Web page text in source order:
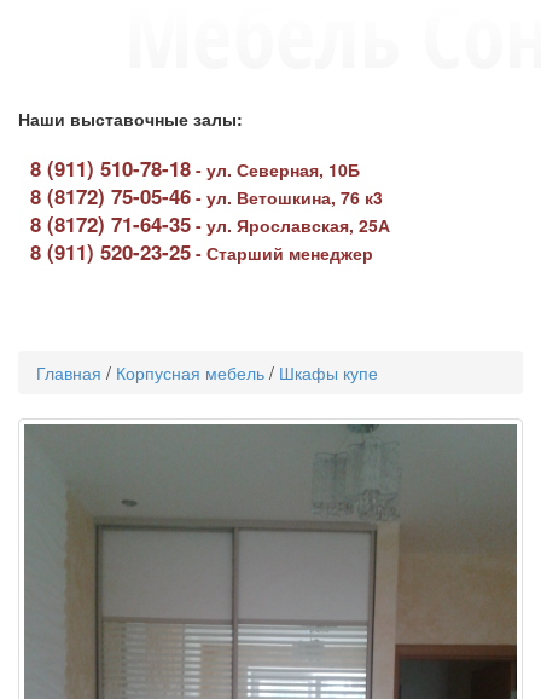
Наши выставочные залы:
8 (911) 510-78-18 - ул. Северная, 10Б
8 (8172) 75-05-46 - ул. Ветошкина, 76 к3
8 (8172) 71-64-35 - ул. Ярославская, 25А
8 (911) 520-23-25 - Старший менеджер
Главная / Корпусная мебель / Шкафы купе